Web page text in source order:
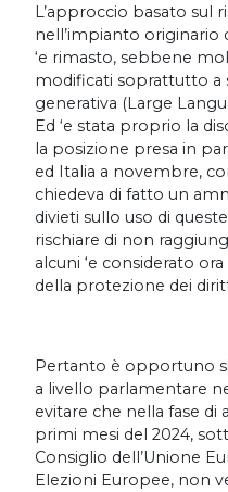
L’approccio basato sul
nell’impianto originario
‘e rimasto, sebbene
modificati soprattutto a
generativa (Large
Ed ‘e stata proprio la
la posizione presa in
ed Italia a novembre,
chiedeva di fatto un
divieti sullo uso di
rischiare di non
alcuni ‘e considerato
della protezione dei
Pertanto è opportuno
a livello parlamentare
evitare che nella fase di
primi mesi del 2024,
Consiglio dell’Unione
Elezioni Europee, non